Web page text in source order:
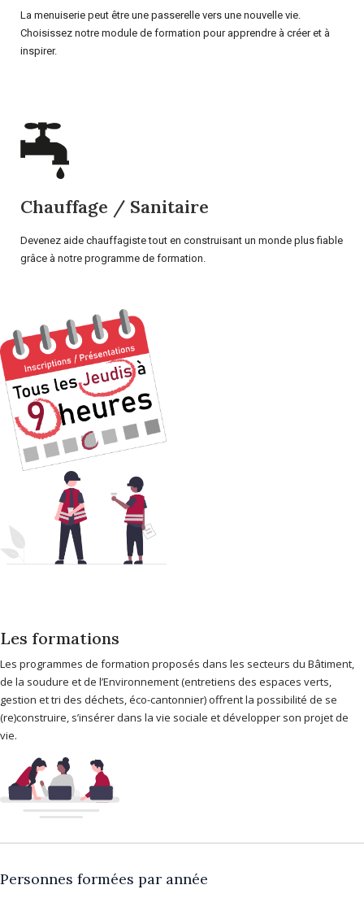
La menuiserie peut être une passerelle vers une nouvelle vie.
Choisissez notre module de formation pour apprendre à créer et à
inspirer.
Chauffage / Sanitaire
Devenez aide chauffagiste tout en construisant un monde plus fiable
grâce à notre programme de formation.
Les formations
Les programmes de formation proposés dans les secteurs du Bâtiment,
de la soudure et de l’Environnement (entretiens des espaces verts,
gestion et tri des déchets, éco-cantonnier) offrent la possibilité de se
(re)construire, s’insérer dans la vie sociale et développer son projet de
vie.
Personnes formées par année